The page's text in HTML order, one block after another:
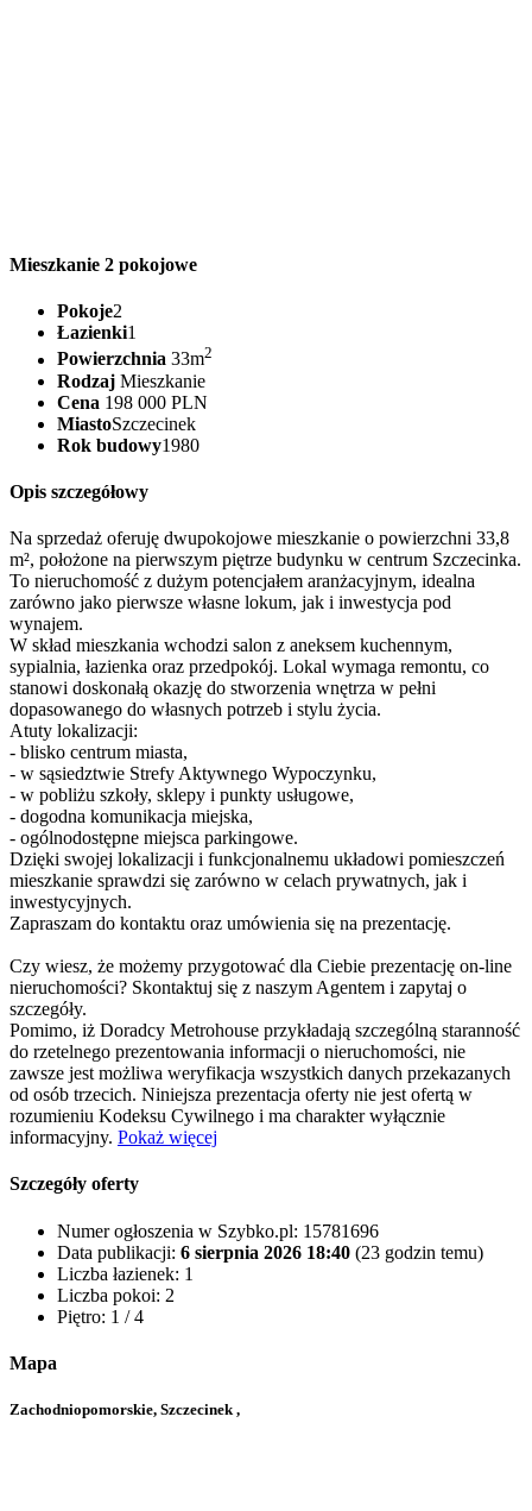
Mieszkanie 2 pokojowe
Pokoje2
Łazienki1
Powierzchnia 33m2
Rodzaj Mieszkanie
Cena 198 000 PLN
MiastoSzczecinek
Rok budowy1980
Opis szczegółowy
Na sprzedaż oferuję dwupokojowe mieszkanie o powierzchni 33,8
m², położone na pierwszym piętrze budynku w centrum Szczecinka.
To nieruchomość z dużym potencjałem aranżacyjnym, idealna
zarówno jako pierwsze własne lokum, jak i inwestycja pod
wynajem.
W skład mieszkania wchodzi salon z aneksem kuchennym,
sypialnia, łazienka oraz przedpokój. Lokal wymaga remontu, co
stanowi doskonałą okazję do stworzenia wnętrza w pełni
dopasowanego do własnych potrzeb i stylu życia.
Atuty lokalizacji:
- blisko centrum miasta,
- w sąsiedztwie Strefy Aktywnego Wypoczynku,
- w pobliżu szkoły, sklepy i punkty usługowe,
- dogodna komunikacja miejska,
- ogólnodostępne miejsca parkingowe.
Dzięki swojej lokalizacji i funkcjonalnemu układowi pomieszczeń
mieszkanie sprawdzi się zarówno w celach prywatnych, jak i
inwestycyjnych.
Zapraszam do kontaktu oraz umówienia się na prezentację.
Czy wiesz, że możemy przygotować dla Ciebie prezentację on-line
nieruchomości? Skontaktuj się z naszym Agentem i zapytaj o
szczegóły.
Pomimo, iż Doradcy Metrohouse przykładają szczególną staranność
do rzetelnego prezentowania informacji o nieruchomości, nie
zawsze jest możliwa weryfikacja wszystkich danych przekazanych
od osób trzecich. Niniejsza prezentacja oferty nie jest ofertą w
rozumieniu Kodeksu Cywilnego i ma charakter wyłącznie
informacyjny. Pokaż więcej
Szczegóły oferty
Numer ogłoszenia w Szybko.pl: 15781696
Data publikacji: 6 sierpnia 2026 18:40 (23 godzin temu)
Liczba łazienek: 1
Liczba pokoi: 2
Piętro: 1 / 4
Mapa
Zachodniopomorskie, Szczecinek ,